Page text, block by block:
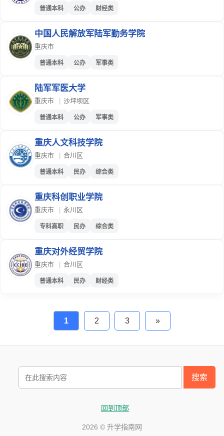
普通本科 公办 财经类
中国人民解放军陆军勤务学院
重庆市
普通本科 公办 军事类
陆军军医大学
重庆市 沙坪坝区
普通本科 公办 军事类
重庆人文科技学院
重庆市 合川区
普通本科 民办 综合类
重庆科创职业学院
重庆市 永川区
专科高职 民办 综合类
重庆对外经贸学院
重庆市 合川区
普通本科 民办 财经类
1 2 3 »
搜索
回到顶部
2026 © 升学指南网